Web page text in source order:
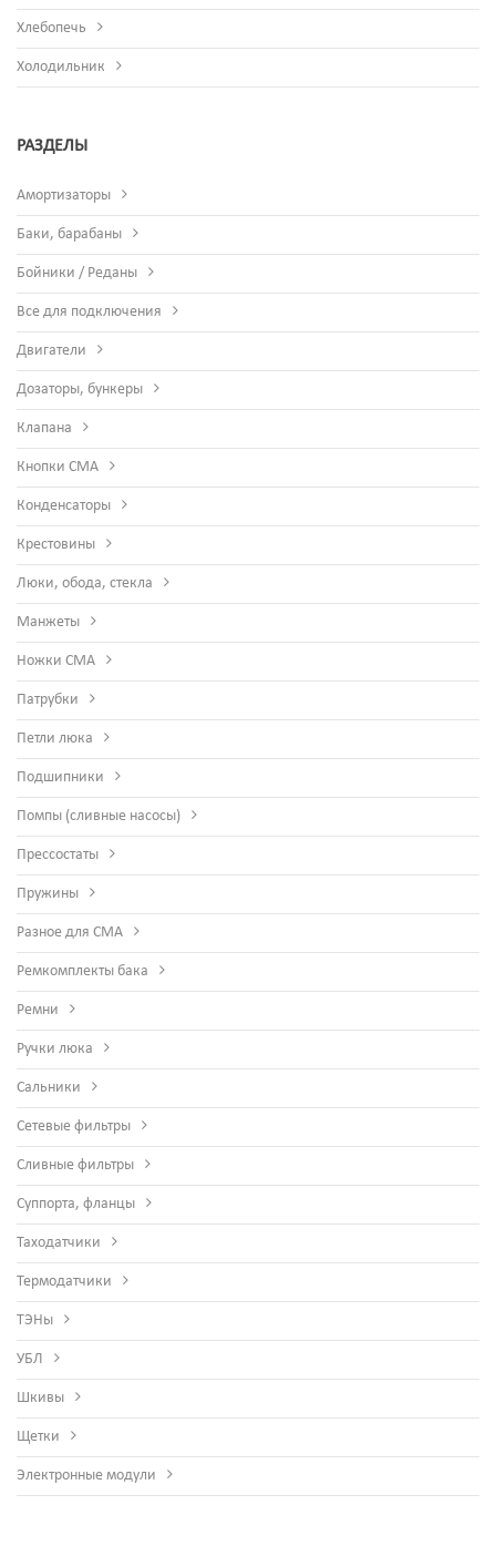
Хлебопечь
Холодильник
РАЗДЕЛЫ
Амортизаторы
Баки, барабаны
Бойники / Реданы
Все для подключения
Двигатели
Дозаторы, бункеры
Клапана
Кнопки СМА
Конденсаторы
Крестовины
Люки, обода, стекла
Манжеты
Ножки СМА
Патрубки
Петли люка
Подшипники
Помпы (сливные насосы)
Прессостаты
Пружины
Разное для СМА
Ремкомплекты бака
Ремни
Ручки люка
Сальники
Сетевые фильтры
Сливные фильтры
Суппорта, фланцы
Таходатчики
Термодатчики
ТЭНы
УБЛ
Шкивы
Щетки
Электронные модули